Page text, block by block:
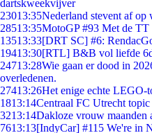
dartskweekvijver
23013:35Nederland stevent af op
28513:35MotoGP #93 Met de TT
13513:33[DRT SC] #6:
19413:30[RTL] B&B vol liefde
24713:28Wie gaan er dood in
overledenen.
27413:26Het enige echte
1813:14Centraal FC Utrecht
3213:14Dakloze vrouw maanden
7613:13[IndyCar] #115 We're in